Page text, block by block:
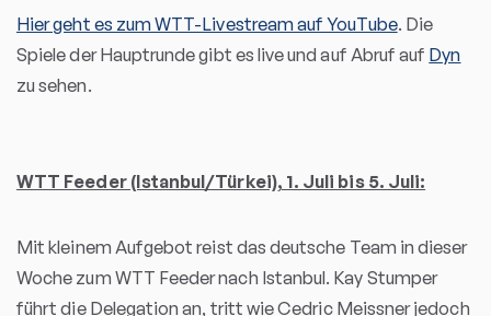
Hier geht es zum WTT-Livestream auf YouTube. Die
Spiele der Hauptrunde gibt es live und auf Abruf auf Dyn
zu sehen.
WTT Feeder (Istanbul/Türkei), 1. Juli bis 5. Juli:
Mit kleinem Aufgebot reist das deutsche Team in dieser
Woche zum WTT Feeder nach Istanbul. Kay Stumper
führt die Delegation an, tritt wie Cedric Meissner jedoch